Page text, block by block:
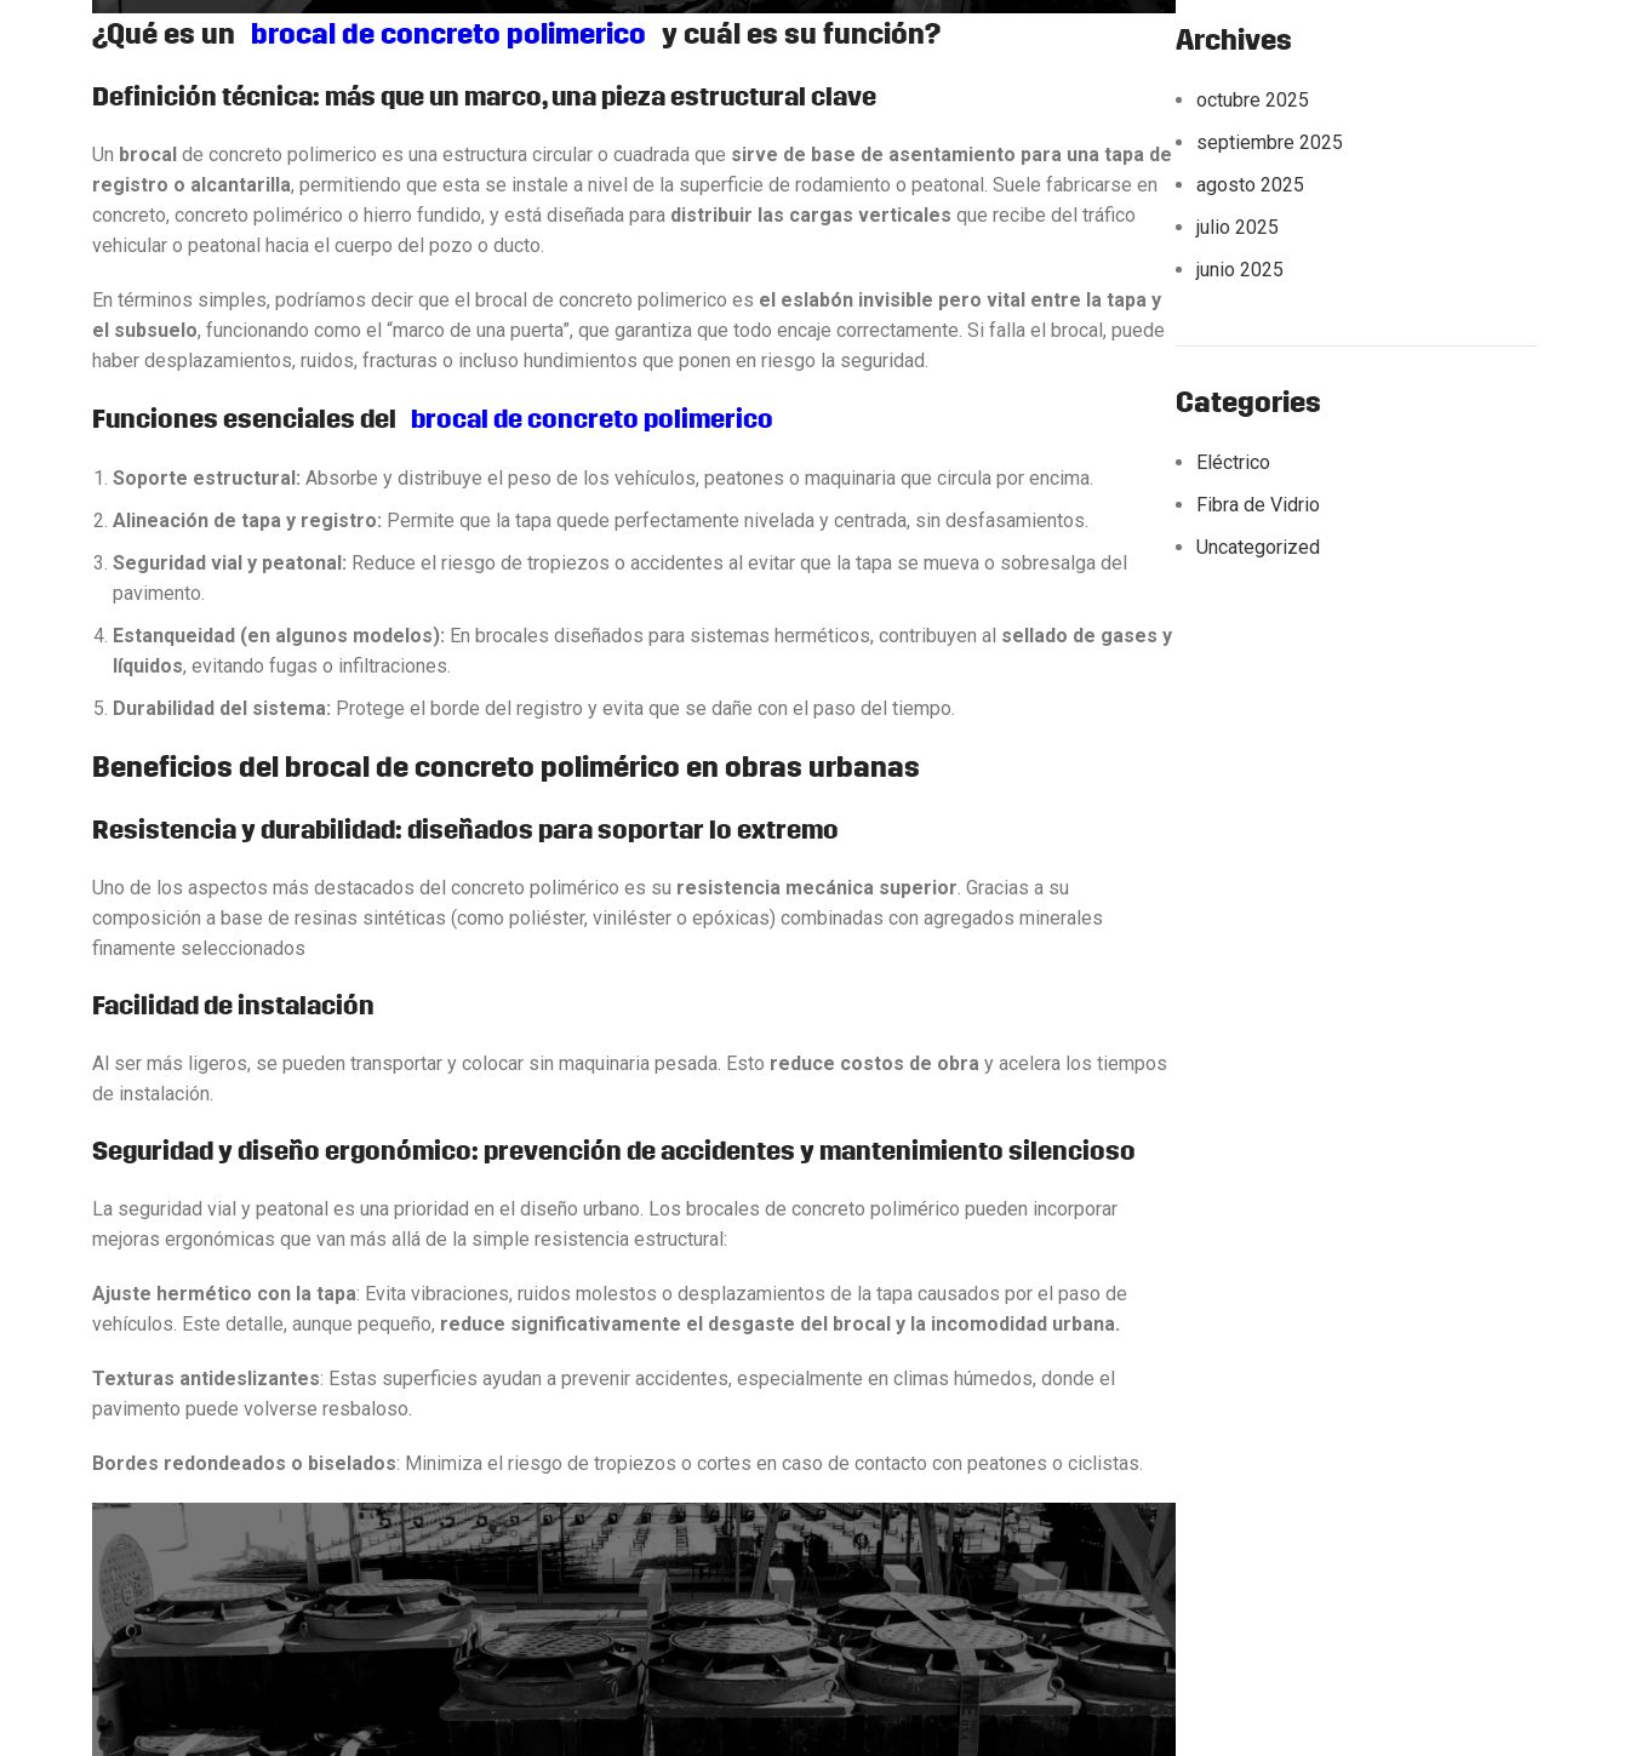
¿Qué es un brocal de concreto polimerico y cuál es su función?
Definición técnica: más que un marco, una pieza estructural clave
Un brocal de concreto polimerico es una estructura circular o cuadrada que sirve de base de asentamiento para una tapa de
registro o alcantarilla, permitiendo que esta se instale a nivel de la superficie de rodamiento o peatonal. Suele fabricarse en
concreto, concreto polimérico o hierro fundido, y está diseñada para distribuir las cargas verticales que recibe del tráfico
vehicular o peatonal hacia el cuerpo del pozo o ducto.
En términos simples, podríamos decir que el brocal de concreto polimerico es el eslabón invisible pero vital entre la tapa y
el subsuelo, funcionando como el “marco de una puerta”, que garantiza que todo encaje correctamente. Si falla el brocal, puede
haber desplazamientos, ruidos, fracturas o incluso hundimientos que ponen en riesgo la seguridad.
Funciones esenciales del brocalde concreto polimerico
Soporte estructural: Absorbe y distribuye el peso de los vehículos, peatones o maquinaria que circula por encima.
Alineación de tapa y registro: Permite que la tapa quede perfectamente nivelada y centrada, sin desfasamientos.
Seguridad vial y peatonal: Reduce el riesgo de tropiezos o accidentes al evitar que la tapa se mueva o sobresalga del
pavimento.
Estanqueidad (en algunos modelos): En brocales diseñados para sistemas herméticos, contribuyen al sellado de gases y
líquidos, evitando fugas o infiltraciones.
Durabilidad del sistema: Protege el borde del registro y evita que se dañe con el paso del tiempo.
Beneficios del brocal de concreto polimérico en obras urbanas
Resistencia y durabilidad: diseñados para soportar lo extremo
Uno de los aspectos más destacados del concreto polimérico es su resistencia mecánica superior . Gracias a su
composición a base de resinas sintéticas (como poliéster, viniléster o epóxicas) combinadas con agregados minerales
finamente seleccionados
Facilidad de instalación
Al ser más ligeros, se pueden transportar y colocar sin maquinaria pesada. Esto reduce costos de obra y acelera los tiempos
de instalación.
Seguridad y diseño ergonómico: prevención de accidentes y mantenimiento silencioso
La seguridad vial y peatonal es una prioridad en el diseño urbano. Los brocales de concreto polimérico pueden incorporar
mejoras ergonómicas que van más allá de la simple resistencia estructural:
Ajuste hermético con la tapa: Evita vibraciones, ruidos molestos o desplazamientos de la tapa causados por el paso de
vehículos. Este detalle, aunque pequeño, reduce significativamente el desgaste del brocal y la incomodidad urbana.
Texturas antideslizantes: Estas superficies ayudan a prevenir accidentes, especialmente en climas húmedos, donde el
pavimento puede volverse resbaloso.
Bordes redondeados o biselados: Minimiza el riesgo de tropiezos o cortes en caso de contacto con peatones o ciclistas.
Archives
octubre 2025
septiembre 2025
agosto 2025
julio 2025
junio 2025
Categories
Eléctrico
Fibra de Vidrio
Uncategorized